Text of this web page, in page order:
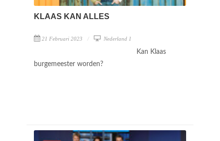
KLAAS KAN ALLES
21 Februari 2023 Nederland 1
Kan Klaas
burgemeester worden?